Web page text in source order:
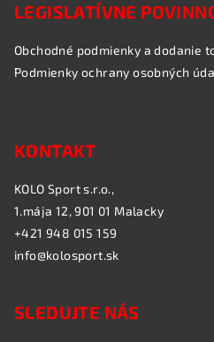
LEGISLATÍVNE
Obchodné podmienky a dodanie
Podmienky ochrany osobných
KONTAKT
KOLO Sport s.r.o.,
1.mája 12, 901 01 Malacky
+421 948 015 159
info@kolosport.sk
SLEDUJTE NÁS